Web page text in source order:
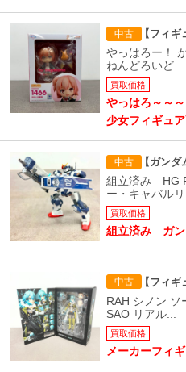
中古 【フィギ
やっはろー！
ねんどろいど...
買取価格
やっはろ～～
少女フィギュ
中古 【ガンダ
組立済み HG
ー・キャバルリ
買取価格
組立済み ガン
中古 【フィギ
RAH シノン ソ
SAO リアル...
買取価格
メーカーフィ